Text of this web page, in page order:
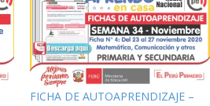
FICHA DE AUTOAPRENDIZAJE –